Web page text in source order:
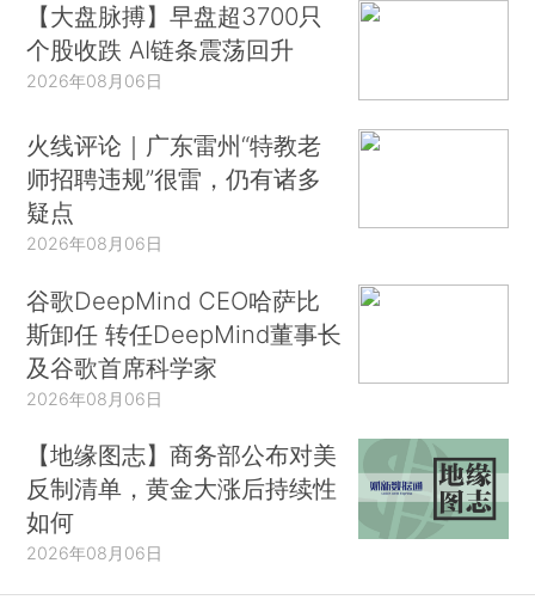
【大盘脉搏】早盘超3700只
个股收跌 AI链条震荡回升
2026年08月06日
火线评论｜广东雷州“特教老
师招聘违规”很雷，仍有诸多
疑点
2026年08月06日
谷歌DeepMind CEO哈萨比
斯卸任 转任DeepMind董事长
及谷歌首席科学家
2026年08月06日
【地缘图志】商务部公布对美
反制清单，黄金大涨后持续性
如何
2026年08月06日